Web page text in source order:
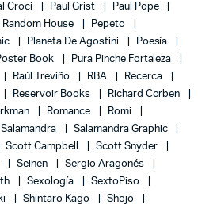
Croci Paul Grist
Paul Pope
Random House
Pepeto
Planeta De Agostini
Poesía
Book
Pura Pinche Fortaleza
Raúl Treviño RBA
Recerca
Reservoir Books
Richard Corben
Romance
Romi
Salamandra
Salamandra Graphic
Scott Campbell
Scott Snyder
Seinen
Sergio Aragonés
Sexología
SextoPiso
Shintaro Kago
Shojo